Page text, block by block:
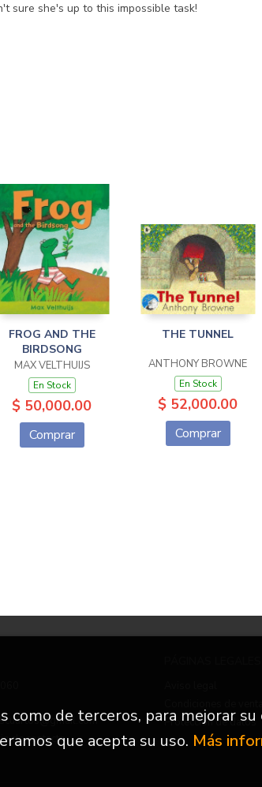
sure she's up to this impossible task!
FROG AND THE
BIRDSONG
MAX VELTHUIJS
En Stock
$ 50,000.00
Comprar
THE TUNNEL
ANTHONY BROWNE
En Stock
$ 52,000.00
Comprar
de contacto
Protección de datos
de terceros, para mejorar su
que acepta su uso. Más